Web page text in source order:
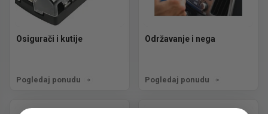
Osigurači i kutije
Pogledaj ponudu
Održavanje i nega
Pogledaj ponudu